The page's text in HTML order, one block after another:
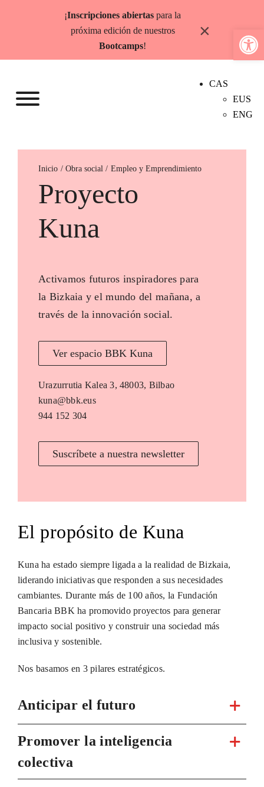
Abrir
¡Inscripciones abiertas para la
próxima edición de nuestros
Bootcamps!
×
CAS
EUS
ENG
Inicio Empleo y Emprendimiento
Proyecto
Kuna
Activamos futuros inspiradores para
la Bizkaia y el mundo del mañana, a
través de la innovación social.
Ver espacio BBK Kuna
Urazurrutia Kalea 3, 48003, Bilbao
kuna@bbk.eus
944 152 304
Suscríbete a nuestra newsletter
El propósito de Kuna
Kuna ha estado siempre ligada a la realidad de Bizkaia,
liderando iniciativas que responden a sus necesidades
cambiantes. Durante más de 100 años, la Fundación
Bancaria BBK ha promovido proyectos para generar
impacto social positivo y construir una sociedad más
inclusiva y sostenible.
Nos basamos en 3 pilares estratégicos.
Anticipar el futuro
Promover la inteligencia
colectiva